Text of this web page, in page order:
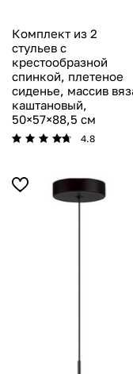
Комплект из 2
стульев с
крестообразной
спинкой, плетеное
сиденье, массив
каштановый,
50×57×88,5 см
4.8